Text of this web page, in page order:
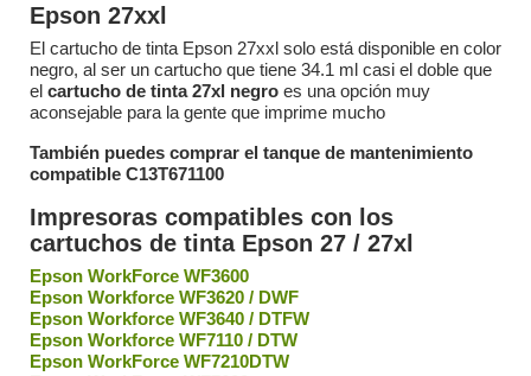
Epson 27xxl
El cartucho de tinta Epson 27xxl solo está disponible en color
negro, al ser un cartucho que tiene 34.1 ml casi el doble que
el cartucho de tinta 27xl negro es una opción muy
aconsejable para la gente que imprime mucho
También puedes comprar el tanque de mantenimiento
compatible C13T671100
Impresoras compatibles con los
cartuchos de tinta Epson 27 / 27xl
Epson WorkForce WF3600
Epson Workforce WF3620 / DWF
Epson Workforce WF3640 / DTFW
Epson Workforce WF7110 / DTW
Epson WorkForce WF7210DTW